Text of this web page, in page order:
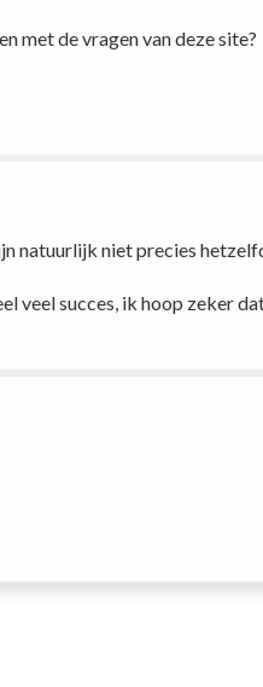
met de vragen van deze site?
natuurlijk niet precies
veel succes, ik hoop zeker